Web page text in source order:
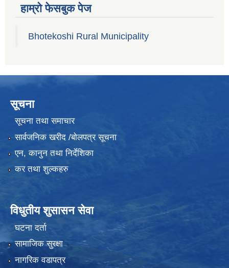
हाम्रो फेसबुक पेज
Bhotekoshi Rural Municipality
सूचना
सूचना तथा समाचार
सार्वजनिक खरीद /बोलपत्र सूचना
एन, कानुन तथा निर्देशिका
कर तथा शुल्कहरु
विधुतीय शुसासन सेवा
घटना दर्ता
सामाजिक सुरक्षा
नागरिक वडापत्र